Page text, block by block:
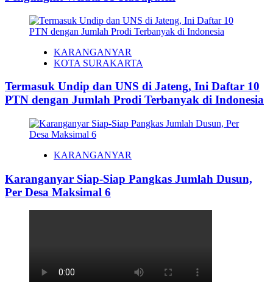
KARANGANYAR
KOTA SURAKARTA
Termasuk Undip dan UNS di Jateng, Ini Daftar 10
PTN dengan Jumlah Prodi Terbanyak di Indonesia
KARANGANYAR
Karanganyar Siap-Siap Pangkas Jumlah Dusun,
Per Desa Maksimal 6